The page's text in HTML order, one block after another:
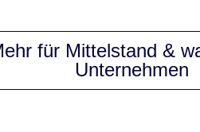
für Mittelstand &
Unternehmen